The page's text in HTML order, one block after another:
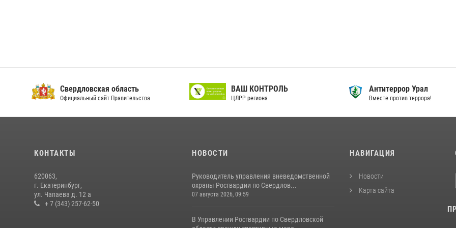
Свердловская область
Официальный сайт Правительства
ВАШ КОНТРОЛЬ
ЦЛРР региона
Антитеррор Урал
Вместе против террора!
КОНТАКТЫ
620063,
г. Екатеринбург,
ул. Чапаева д. 12 а
+ 7 (343) 257-62-50
НОВОСТИ
Руководитель управления вневедомственной
охраны Росгвардии по Свердлов...
07 августа 2026, 09:59
В Управлении Росгвардии по Свердловской
НАВИГАЦИЯ
Новости
Карта сайта